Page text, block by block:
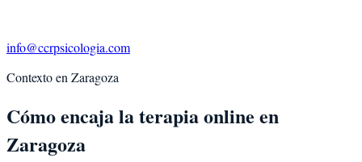
info@ccrpsicologia.com
Contexto en Zaragoza
Cómo encaja la terapia online en
Zaragoza